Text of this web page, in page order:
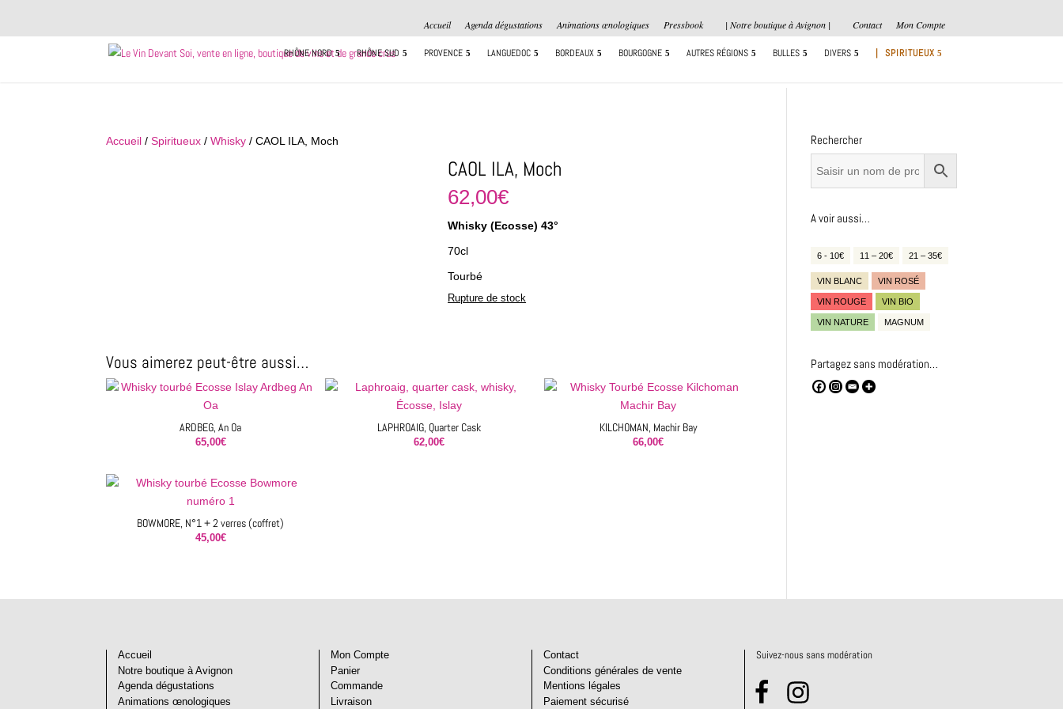
Accueil Agenda dégustations Animations œnologiques Pressbook | Notre boutique à Avignon | Contact Mon Compte
RHÔNE NORD RHÔNE SUD PROVENCE LANGUEDOC BORDEAUX BOURGOGNE AUTRES RÉGIONS BULLES DIVERS | SPIRITUEUX
Accueil /Spiritueux /Whisky / CAOL ILA, Moch
CAOL ILA, Moch
62,00€
Whisky (Ecosse) 43°
70cl
Tourbé
Rupture de stock
Vous aimerez peut-être aussi…
ARDBEG, An Oa
65,00€
LAPHROAIG, Quarter Cask
62,00€
KILCHOMAN, Machir Bay
66,00€
BOWMORE, N°1 + 2 verres (coffret)
45,00€
Rechercher
A voir aussi…
6 - 10€ 11 – 20€ 21 – 35€
VIN BLANC VIN ROSÉ
VIN ROUGE VIN BIO
VIN NATURE MAGNUM
Partagez sans modération…
Accueil
Notre boutique à Avignon
Agenda dégustations
Animations œnologiques
Mon Compte
Panier
Commande
Livraison
Contact
Conditions générales de vente
Mentions légales
Paiement sécurisé
Suivez-nous sans modération